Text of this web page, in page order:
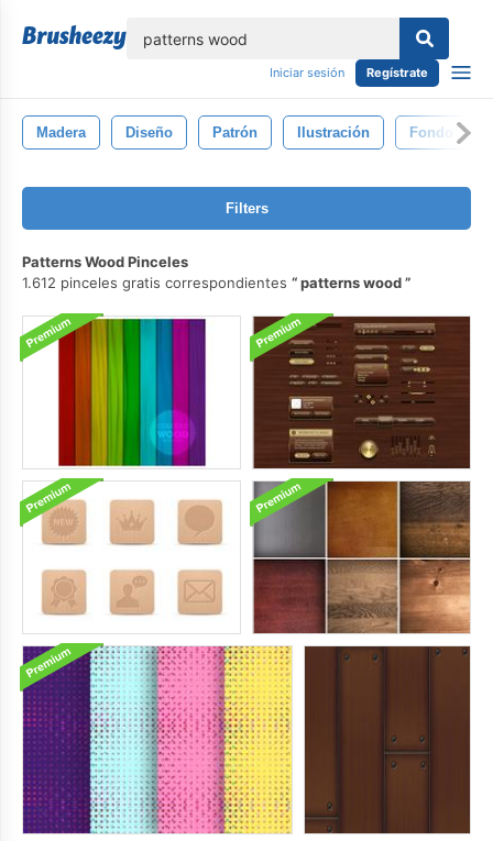
Iniciar sesión Regístrate
Madera Diseño Patrón Ilustración Fondo
Filters
Patterns Wood Pinceles
1.612 pinceles gratis correspondientes
patterns wood